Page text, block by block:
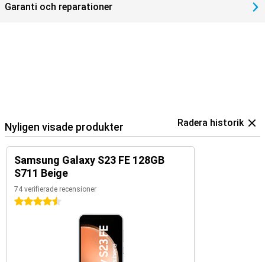
Garanti och reparationer
Nyligen visade produkter Radera historik
Samsung Galaxy S23 FE 128GB
S711 Beige
74 verifierade recensioner
4.5 stjärnor